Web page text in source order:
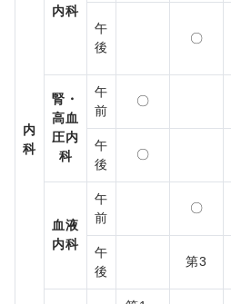
内
科
内科
午
後
〇
腎・
高血
圧内
科
午
前
〇
午
後
〇
血液
内科
午
前
〇
午
後
第3